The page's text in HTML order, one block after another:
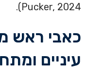
Pucker, 2024).
כאבי ראש
עיניים